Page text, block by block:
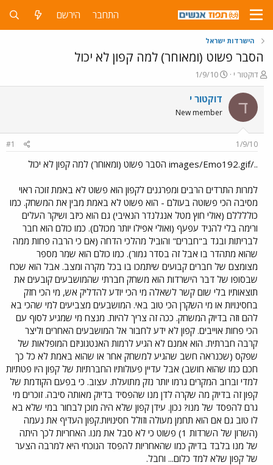
התחבר הירשם
הישרדות ישראל
הסבר פשוט (ומאוחר) למה קפון לא יכול
פ
ו
ת
ח
ה
ו
ש
דוקטור י
פ
ו
ר
ם
ר
1/9/10
ד דוקטור י
New member
1/9/10
#1
../images/Emo192.gif הסבר פשוט (ומאוחר) למה קפון לא יכול
למרות התרדים הרבים ומפרגנים לקפון הוא פשוט לא באמת זוכה ראוי
מסיבה הכי פשוטה בעולם - הוא פשוט לא באמת מבין את המשחק. כמו
כוללללם (אולי חוץ מטל אנגלנדר הנאיבי) גם הוא כיזב ושיקר העלים
ורימה בלי להניד עפעף (ואולי אפילו יותר מכולם). כמו כולם הוא חבר
לבריתות ובגד ב"חברים" והוביל מהלכי הדחה (אם כי הרבה פחות ממה
שהוא מתהדר בו אבל זה בסדר גמור). כמו כולם הוא שמר מספר
מצומצם של חברים קבועים שיתמכו בו בכל מקרה ומצב. אבל הוא שכח
שבסופו של דבר הישרדות הוא משחק חברתי שהמושבעים קובעים את
תוצאותיו בלי שום קשר לשאלה מי הכי יודע להדליק אש, מי הכי חזק
בחסינויות או מי השקרן הכי טוב באי. המושבעים מצביעים למי שהכי בא
להם וזה בדיוק המשחק. ככה זה צריך להיות. מנצח מי שמגיע לסוף עם
הכי פחות אוייבים. קפון לא ידע לחבור אל המושבעים האחרים וליצר
קרבה חברתית. הוא אמנם לא הגיע לרמות האנטגוניזם המופלאות של
שפקס (שכנראה חשב שהגיע למשחק אחר או שהוא באמת לא כל כך
חכם כמו שהוא חושב) אבל עדיין פעולותיו החברתיות של קפון היו פטתיות
למדי וברוב המקרים גרמו יותר נזק מתועלת. עצוב. כי בפעם הקודמת של
קפון זה בדיוק מה שקרה לדן מנו שהפסיד בדיוק מאותה סיבה. זוכרים מי
גרם להפסד של מנו? נכון. עידן קפון שלא היה מוכן לבחור במי שלא בא
לו טוב גם אם הוא תחמן מעולה וזולל חסינויות.קפון העדיף את נעמה
(השרון של השרדות 1) פשוט כי לא סבל את מנו. האחריות לכך היתה
של מנו בלבד בדיוק כמו שהאחריות להפסד הנוכחי היא למרבה הצער
של קפון שלא למד כלום... וחבל.